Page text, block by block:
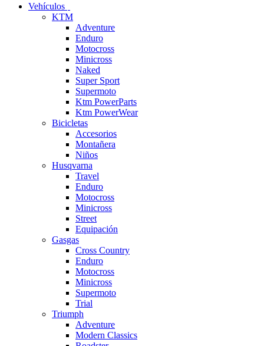
Vehículos
KTM
Adventure
Enduro
Motocross
Minicross
Naked
Super Sport
Supermoto
Ktm PowerParts
Ktm PowerWear
Bicicletas
Accesorios
Montañera
Niños
Husqvarna
Travel
Enduro
Motocross
Minicross
Street
Equipación
Gasgas
Cross Country
Enduro
Motocross
Minicross
Supermoto
Trial
Triumph
Adventure
Modern Classics